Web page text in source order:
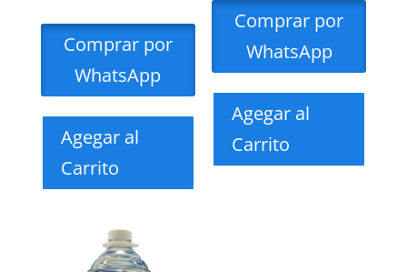
Comprar por
WhatsApp
Agegar al
Carrito
Comprar por
WhatsApp
Agegar al
Carrito